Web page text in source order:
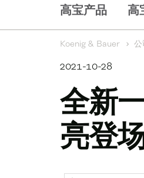
高宝产品 高
Koenig & Bauer 公
2021-10-28
全新
亮登